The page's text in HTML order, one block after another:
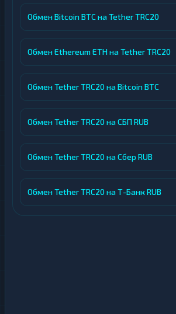
Обмен Bitcoin BTC на Tether TRC20
Обмен Ethereum ETH на Tether TRC20
Обмен Tether TRC20 на Bitcoin BTC
Обмен Tether TRC20 на СБП RUB
Обмен Tether TRC20 на Сбер RUB
Обмен Tether TRC20 на Т-Банк RUB